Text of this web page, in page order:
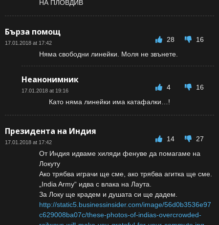
НА ПЛОВДИВ
Бърза помощ
17.01.2018 at 17:42 28
16
Няма свободни линейки. Моля не звънете.
Неанонимник
17.01.2018 at 19:16 4
16
Като няма линейки има катафалки…!
Президента на Индия
17.01.2018 at 17:42 14
27
От Индия идваме хиляди фенуве да помагаме на
Локуту
Ако трябва играчи ще сме, ако трябва агитка ще сме.
„India Army“ идва с влака на Лаута.
За Локу ще крадем и душата си ще дадем.
http://static5.businessinsider.com/image/56d0b3536e97
c629008ba07c/these-photos-of-indias-overcrowded-